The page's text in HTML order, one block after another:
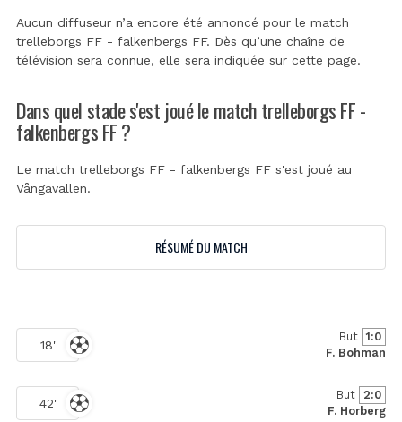
Aucun diffuseur n’a encore été annoncé pour le match
trelleborgs FF - falkenbergs FF. Dès qu’une chaîne de
télévision sera connue, elle sera indiquée sur cette page.
Dans quel stade s'est joué le match trelleborgs FF -
falkenbergs FF ?
Le match trelleborgs FF - falkenbergs FF s'est joué au
Vångavallen.
RÉSUMÉ DU MATCH
18'
But 1:0
F. Bohman
42'
But 2:0
F. Horberg